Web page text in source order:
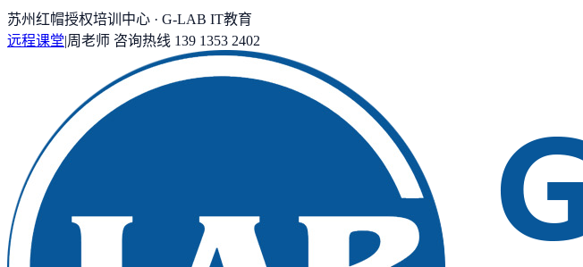
苏州红帽授权培训中心 · G-LAB IT教育
远程课堂|周老师 咨询热线 139 1353 2402